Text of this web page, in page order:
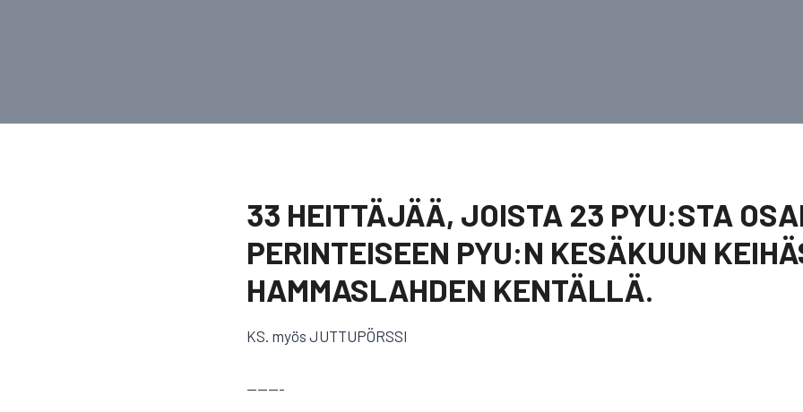
33 HEITTÄJÄÄ, JOISTA 23 PYU:STA
PERINTEISEEN PYU:N KESÄKUUN
HAMMASLAHDEN KENTÄLLÄ.
KS. myös JUTTUPÖRSSI
———-